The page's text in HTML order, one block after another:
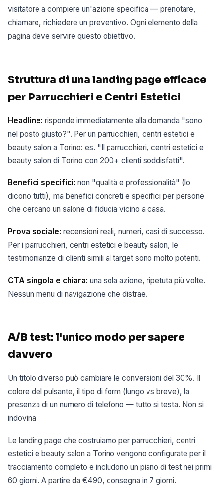
visitatore a compiere un'azione specifica — prenotare,
chiamare, richiedere un preventivo. Ogni elemento della
pagina deve servire questo obiettivo.
Struttura di una landing page efficace
per Parrucchieri e Centri Estetici
Headline: risponde immediatamente alla domanda "sono
nel posto giusto?". Per un parrucchieri, centri estetici e
beauty salon a Torino: es. "Il parrucchieri, centri estetici e
beauty salon di Torino con 200+ clienti soddisfatti".
Benefici specifici: non "qualità e professionalità" (lo
dicono tutti), ma benefici concreti e specifici per persone
che cercano un salone di fiducia vicino a casa.
Prova sociale: recensioni reali, numeri, casi di successo.
Per i parrucchieri, centri estetici e beauty salon, le
testimonianze di clienti simili al target sono molto potenti.
CTA singola e chiara: una sola azione, ripetuta più volte.
Nessun menu di navigazione che distrae.
A/B test: l'unico modo per sapere
davvero
Un titolo diverso può cambiare le conversioni del 30%. Il
colore del pulsante, il tipo di form (lungo vs breve), la
presenza di un numero di telefono — tutto si testa. Non si
indovina.
Le landing page che costruiamo per parrucchieri, centri
estetici e beauty salon a Torino vengono configurate per il
tracciamento completo e includono un piano di test nei primi
60 giorni. A partire da €490, consegna in 7 giorni.